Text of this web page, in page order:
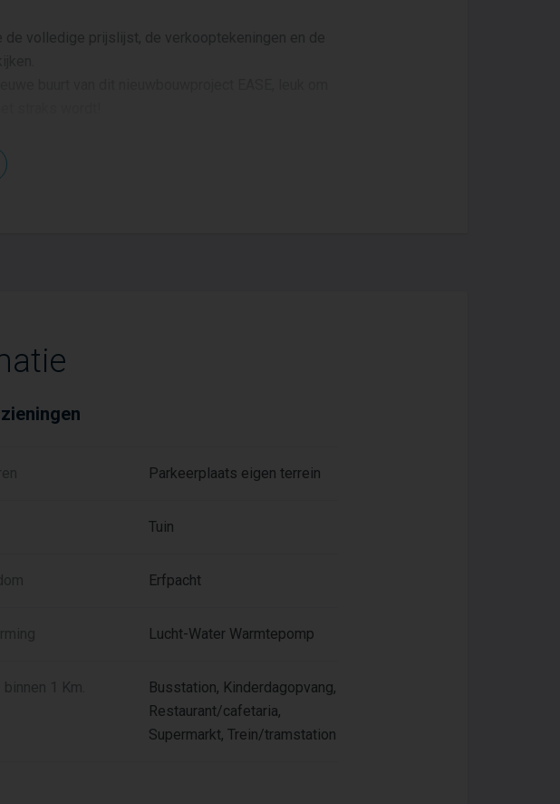
de volledige prijslijst, de verkooptekeningen en de
Parkeerplaats eigen terrein
Tuin
Erfpacht
Lucht-Water Warmtepomp
1 Km.
Busstation, Kinderdagopvang,
Restaurant/cafetaria,
Supermarkt, Trein/tramstation